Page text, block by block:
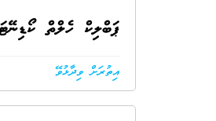
ޕަބްލިކް ހެލްތް
އިތުރަށް ވިދާޅުވޭ